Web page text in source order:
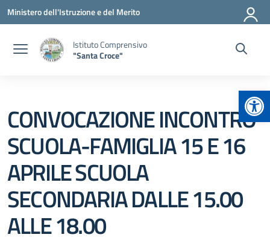
Vai ai contenuti
Vai al menu di navigazione
Vai al footer
Ministero dell'Istruzione e del Merito
Istituto Comprensivo
"Santa Croce"
CONVOCAZIONE INCONTRO
SCUOLA-FAMIGLIA 15 E 16
APRILE SCUOLA
SECONDARIA DALLE 15.00
ALLE 18.00